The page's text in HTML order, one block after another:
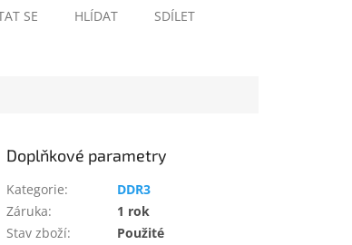
SE HLÍDAT SDÍLET
Doplňkové parametry
Kategorie:
DDR3
Záruka:
1 rok
Stav zboží:
Použité